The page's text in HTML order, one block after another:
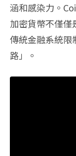
涵和感染力。
加密貨幣不僅僅
傳統金融系統限
路」。